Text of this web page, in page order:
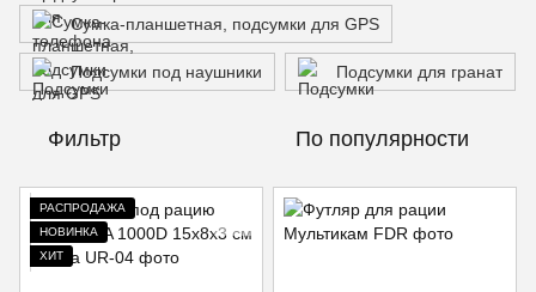
Сумка-планшетная, подсумки для GPS
Подсумки под наушники Подсумки для гранат
Фильтр По популярности
РАСПРОДАЖА
НОВИНКА
ХИТ